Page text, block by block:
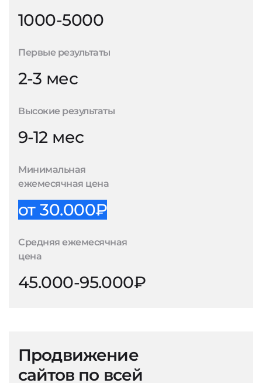
1000-5000
Первые результаты
2-3 мес
Высокие результаты
9-12 мес
Минимальная
ежемесячная цена
от 30.000₽
Средняя ежемесячная
цена
45.000-95.000₽
Продвижение
сайтов по всей